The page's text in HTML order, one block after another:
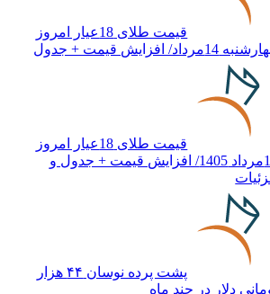
قیمت طلای 18عیار امروز
14مرداد/ افزایش قیمت + جدول
قیمت طلای 18عیار امروز
14مرداد 1405/ افزایش قیمت + جدول و
پشت پرده نوسان ۴۴ هزار
دلار در چند ماه